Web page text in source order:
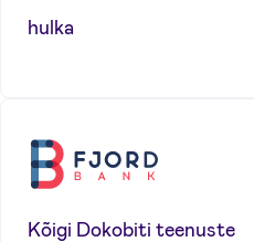
hulka
Kõigi Dokobiti teenuste